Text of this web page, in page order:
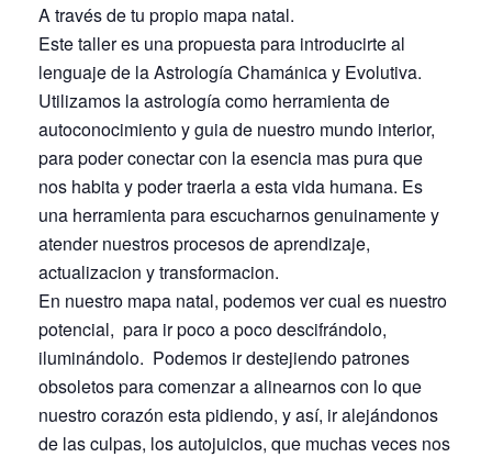
A través de tu propio mapa natal.
Este taller es una propuesta para introducirte al
lenguaje de la Astrología Chamánica y Evolutiva.
Utilizamos la astrología como herramienta de
autoconocimiento y guia de nuestro mundo interior,
para poder conectar con la esencia mas pura que
nos habita y poder traerla a esta vida humana. Es
una herramienta para escucharnos genuinamente y
atender nuestros procesos de aprendizaje,
actualizacion y transformacion.
En nuestro mapa natal, podemos ver cual es nuestro
potencial, para ir poco a poco descifrándolo,
iluminándolo. Podemos ir destejiendo patrones
obsoletos para comenzar a alinearnos con lo que
nuestro corazón esta pidiendo, y así, ir alejándonos
de las culpas, los autojuicios, que muchas veces nos